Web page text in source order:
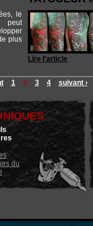
le
peut
plus
Lire l'article
1 2 3 4 suivant ›
du